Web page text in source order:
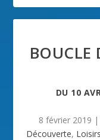
BOUCLE
DU 10
8 février 2019 |
Découverte, Loisirs